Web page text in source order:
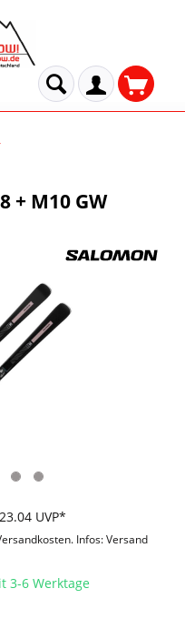
+ M10 GW
UVP*
Infos: Versand
3-6 Werktage